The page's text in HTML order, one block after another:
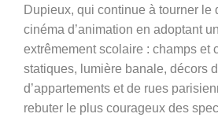
Dupieux, qui continue à tourner le
cinéma d’animation en adoptant
extrêmement scolaire : champs et
statiques, lumière banale, décors
d’appartements et de rues
rebuter le plus courageux des